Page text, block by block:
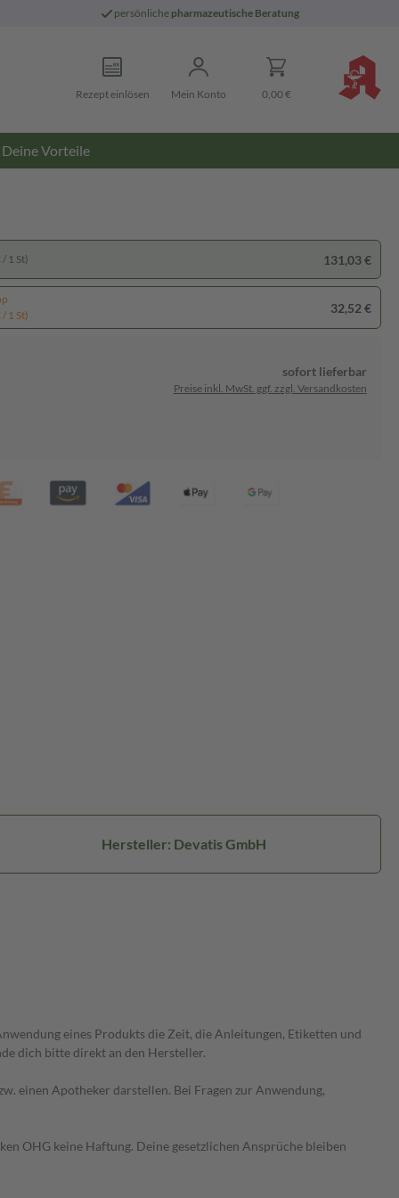
persönliche pharmazeutische Beratung
Rezept einlösen Mein Konto 0,00 €
Deine Vorteile
1 St) 131,03 €
1 St)
32,52 €
sofort lieferbar
Preise inkl. MwSt. ggf. zzgl. Versandkosten
Hersteller: Devatis GmbH
eines Produkts die Zeit, die Anleitungen, Etiketten und
dich bitte direkt an den Hersteller.
einen Apotheker darstellen. Bei Fragen zur Anwendung,
OHG keine Haftung. Deine gesetzlichen Ansprüche bleiben